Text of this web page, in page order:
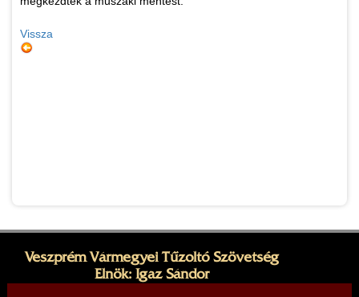
Vissza
Veszprém Vármegyei Tűzoltó Szövetség
Elnök: Igaz Sándor